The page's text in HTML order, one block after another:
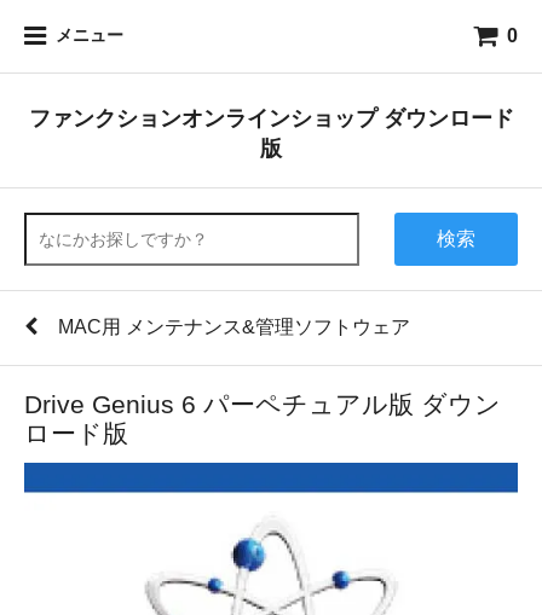
メニュー 0
ファンクションオンラインショップ ダウンロード
版
検索
MAC用 メンテナンス&管理ソフトウェア
Drive Genius 6 パーペチュアル版 ダウン
ロード版